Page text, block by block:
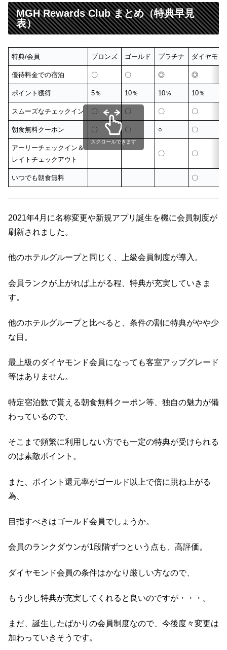
MGH Rewards Club まとめ（特典早見
表）
特典/会員 ブロンズ ゴールド プラチナ ダイヤモン
優待料金での宿泊 〇 〇 ◎ ◎
ポイント獲得 5％ 10％ 10％ 10％
スムーズなチェックイン 〇 〇 〇 〇
朝食無料クーポン 〇 〇 ○ 〇
アーリーチェックイン＆
レイトチェックアウト
〇 〇
いつでも朝食無料 〇
スクロールできます
2021年4月に名称変更や新規アプリ誕生を機に会員制度が
刷新されました。
他のホテルグループと同じく、上級会員制度が導入。
会員ランクが上がれば上がる程、特典が充実していきま
す。
他のホテルグループと比べると、条件の割に特典がやや少
な目。
最上級のダイヤモンド会員になっても客室アップグレード
等はありません。
特定宿泊数で貰える朝食無料クーポン等、独自の魅力が備
わっているので、
そこまで頻繁に利用しない方でも一定の特典が受けられる
のは素敵ポイント。
また、ポイント還元率がゴールド以上で倍に跳ね上がる
為、
目指すべきはゴールド会員でしょうか。
会員のランクダウンが1段階ずつという点も、高評価。
ダイヤモンド会員の条件はかなり厳しい方なので、
もう少し特典が充実してくれると良いのですが・・・。
まだ、誕生したばかりの会員制度なので、今後度々変更は
加わっていきそうです。